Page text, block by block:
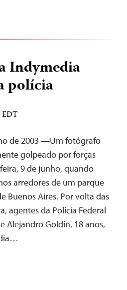
Indymedia
polícia
EDT
de 2003 —Um fotógrafo
golpeado por forças
9 de junho, quando
arredores de um parque
Buenos Aires. Por volta das
agentes da Polícia Federal
Alejandro Goldín, 18 anos,